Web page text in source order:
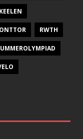
KEELEN
RWTH